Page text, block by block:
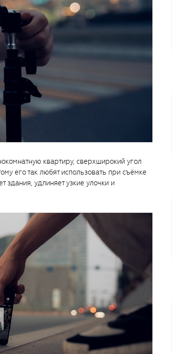
квартиру, сверхширокий угол
его так любят использовать при съёмке
удлиняет узкие улочки и